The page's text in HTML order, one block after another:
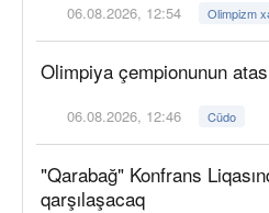
06.08.2026, 12:54 Olimpizm
Olimpiya çempionunun
06.08.2026, 12:46 Cüdo
"Qarabağ" Konfrans
qarşılaşacaq